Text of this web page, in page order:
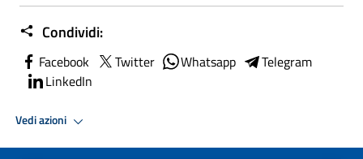
Condividi:
Facebook Twitter Whatsapp
Telegram
LinkedIn
Vedi azioni